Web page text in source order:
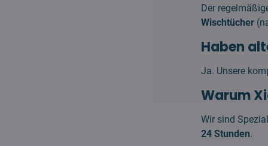
Der
Wischtücher
Haben
Ja. Unsere
Warum
Wir sind
24 Stunden.